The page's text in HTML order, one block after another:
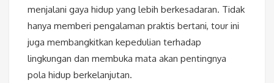
menjalani gaya hidup yang lebih berkesadaran. Tidak
hanya memberi pengalaman praktis bertani, tour ini
juga membangkitkan kepedulian terhadap
lingkungan dan membuka mata akan pentingnya
pola hidup berkelanjutan.